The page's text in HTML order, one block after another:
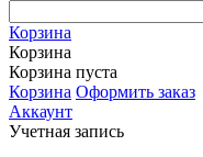
Корзина
Корзина
Корзина пуста
Корзина Оформить заказ
Аккаунт
Учетная запись